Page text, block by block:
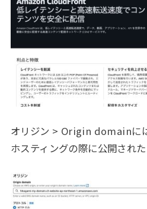
オリジン > Origin domainに
ホスティングの際に公開された